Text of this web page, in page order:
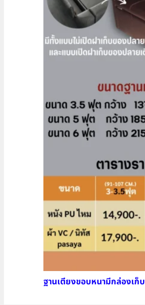
ฐานเตียงขอบหนามีกล่องเก็